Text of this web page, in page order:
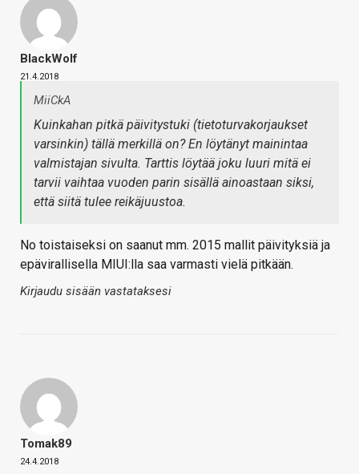
BlackWolf
21.4.2018
MiiCkA
Kuinkahan pitkä päivitystuki (tietoturvakorjaukset
varsinkin) tällä merkillä on? En löytänyt mainintaa
valmistajan sivulta. Tarttis löytää joku luuri mitä ei
tarvii vaihtaa vuoden parin sisällä ainoastaan siksi,
että siitä tulee reikäjuustoa.
No toistaiseksi on saanut mm. 2015 mallit päivityksiä ja
epävirallisella MIUI:lla saa varmasti vielä pitkään.
Kirjaudu sisään vastataksesi
Tomak89
24.4.2018